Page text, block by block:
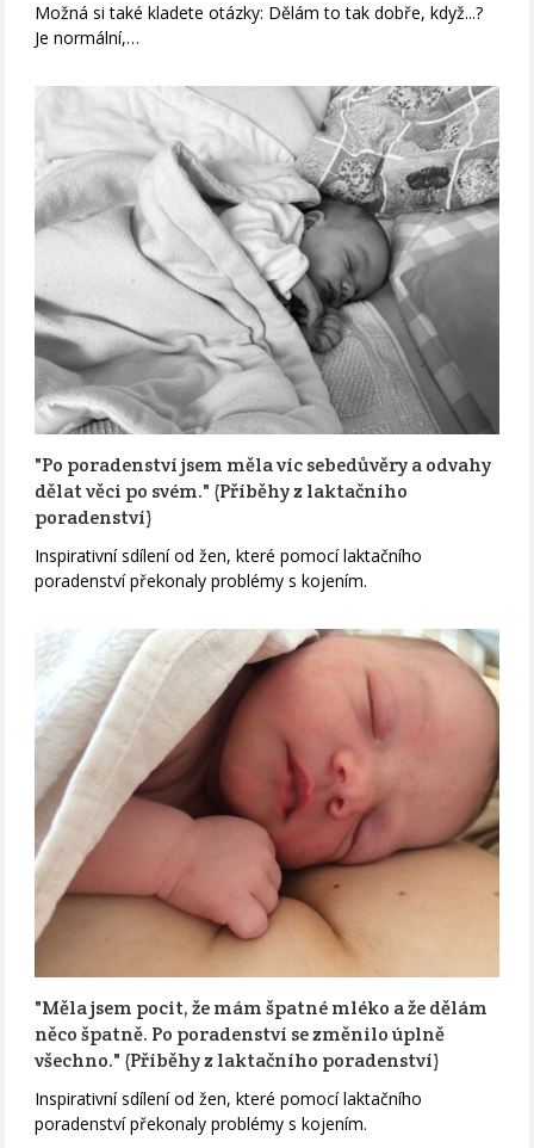
Možná si také kladete otázky: Dělám to tak dobře, když...?
Je normální,…
"Po poradenství jsem měla víc sebedůvěry a odvahy
dělat věci po svém." (Příběhy z laktačního
poradenství)
Inspirativní sdílení od žen, které pomocí laktačního
poradenství překonaly problémy s kojením.
"Měla jsem pocit, že mám špatné mléko a že dělám
něco špatně. Po poradenství se změnilo úplně
všechno." (Příběhy z laktačního poradenství)
Inspirativní sdílení od žen, které pomocí laktačního
poradenství překonaly problémy s kojením.